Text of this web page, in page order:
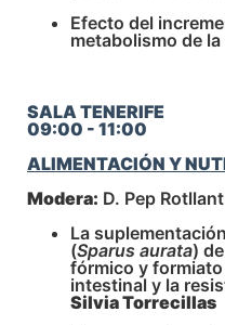
Efecto del
metabolismo de
SALA TENERIFE
09:00 - 11:00
ALIMENTACIÓN Y
Modera: D. Pep
La
(Sparus aurata)
fórmico y
intestinal y la
Silvia Torrecillas